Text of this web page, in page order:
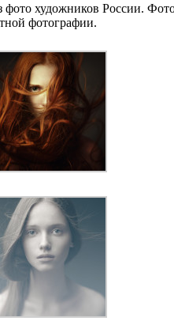
художников России.
фотографии.